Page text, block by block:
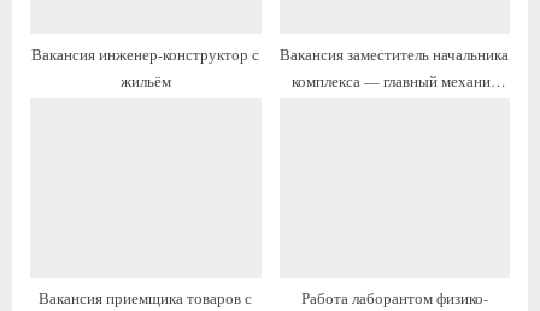
Вакансия инженер-конструктор с
жильём
Вакансия заместитель начальника
комплекса — главный механик
Вакансия приемщика товаров с
Работа лаборантом физико-